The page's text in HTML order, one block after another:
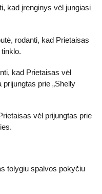
kad įrenginys vėl jungiasi
rodanti, kad Prietaisas
tinklo.
kad Prietaisas vėl
prijungtas prie „Shelly
vėl prijungtas prie
tolygiu spalvos pokyčiu